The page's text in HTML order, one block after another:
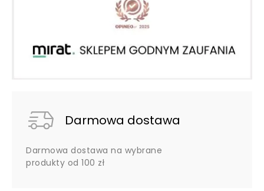
Darmowa dostawa
Darmowa dostawa na wybrane
produkty od 100 zł